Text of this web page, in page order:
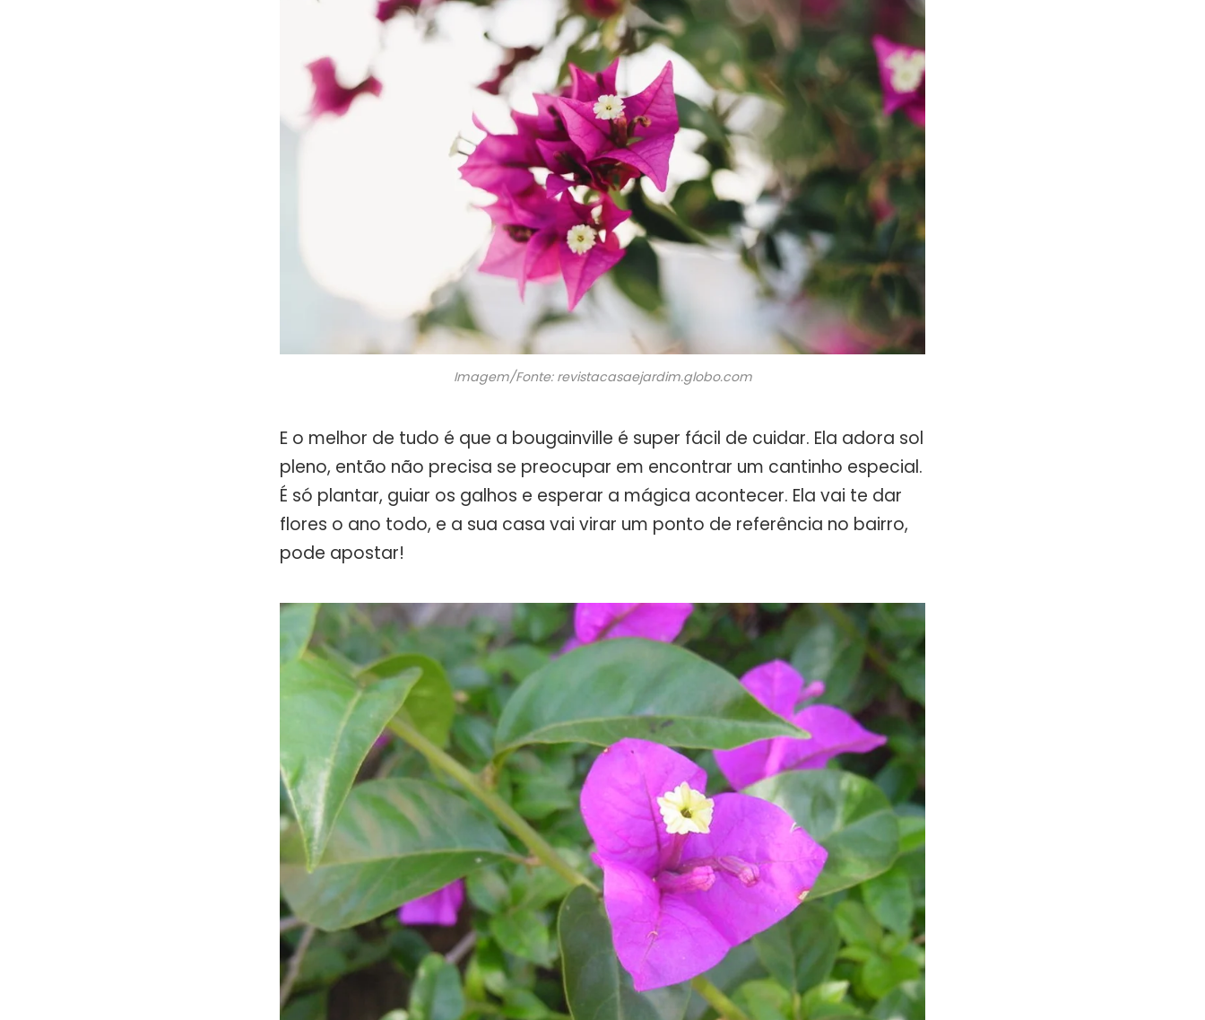
Imagem/Fonte: revistacasaejardim.globo.com
E o melhor de tudo é que a bougainville é super fácil de cuidar. Ela adora sol
pleno, então não precisa se preocupar em encontrar um cantinho especial.
É só plantar, guiar os galhos e esperar a mágica acontecer. Ela vai te dar
flores o ano todo, e a sua casa vai virar um ponto de referência no bairro,
pode apostar!